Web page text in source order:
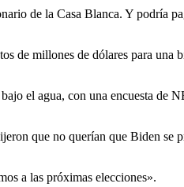
de la Casa Blanca. Y podría
de millones de dólares para una
el agua, con una encuesta de
que no querían que Biden se
a las próximas elecciones».